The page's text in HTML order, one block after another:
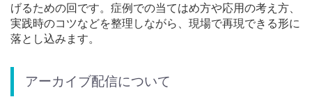
げるための回です。症例での当てはめ方や応用の考え方、
実践時のコツなどを整理しながら、現場で再現できる形に
落とし込みます。
アーカイブ配信について